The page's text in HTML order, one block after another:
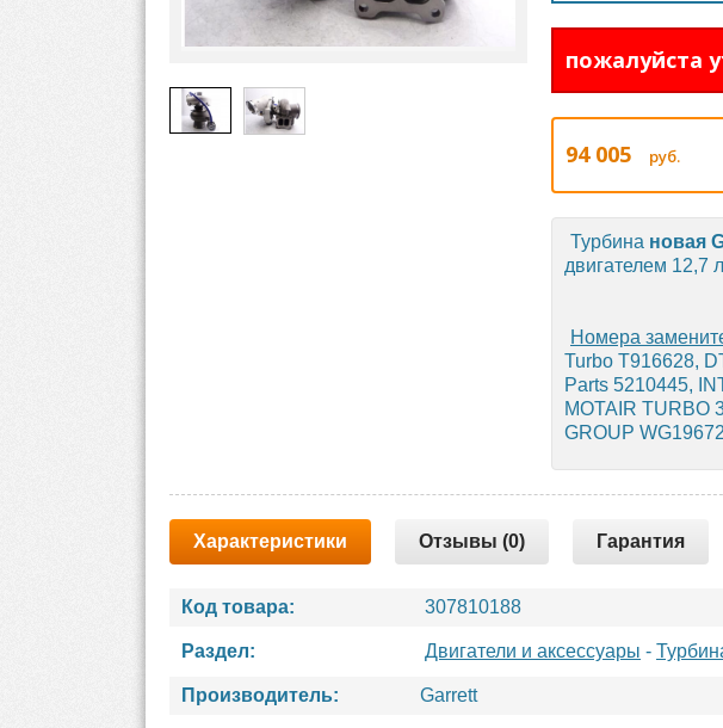
пожалуйста
94 005 руб.
Турбина новая
двигателем 12,7
Номера
Turbo T916628,
Parts 5210445,
MOTAIR TURBO
GROUP
Характеристики Отзывы (0) Гарантия
Код товара: 307810188
Раздел: Двигатели и аксессуары -
Производитель: Garrett